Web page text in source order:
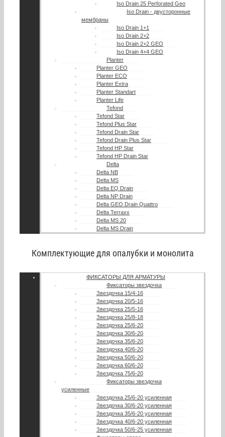
Iso Drain 25 Perforated Geo
Iso Drain - двусторонные
мембраны
Iso Drain 1+1
Iso Drain 2+2
Iso Drain 2+2 GEO
Iso Drain 4+4 GEO
Planter
Planter GEO
Planter ECO
Planter Extra
Planter Standart
Planter Life
Tefond
Tefond Star
Tefond Plus Star
Tefond Drain Star
Tefond Drain Plus Star
Tefond HP Star
Tefond HP Drain Star
Delta
Delta NB
Delta MS
Delta EQ Drain
Delta NP Drain
Delta GEO Drain Quattro
Delta Terraxx
Delta MS 20
Delta MS Drain
Комплектующие для опалубки и монолита
ФИКСАТОРЫ ДЛЯ АРМАТУРЫ
Фиксаторы звездочка
Звездочка 15/4-16
Звездочка 20/5-16
Звездочка 25/5-16
Звездочка 25/8-18
Звездочка 25/6-20
Звездочка 30/6-20
Звездочка 35/6-20
Звездочка 40/6-20
Звездочка 50/6-20
Звездочка 60/6-20
Звездочка 75/6-20
Фиксаторы звездочка
усиленные
Звездочка 25/6-20 усиленная
Звездочка 30/6-20 усиленная
Звездочка 35/6-20 усиленная
Звездочка 40/6-20 усиленная
Звездочка 50/6-25 усиленная